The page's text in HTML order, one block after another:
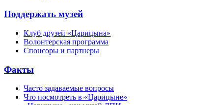
Поддержать музей
Клуб друзей «Царицына»
Волонтерская программа
Спонсоры и партнеры
Факты
Часто задаваемые вопросы
Что посмотреть в «Царицыне»